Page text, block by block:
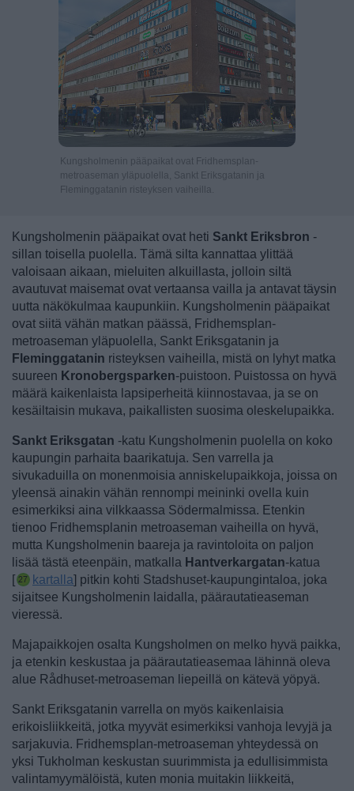
Kungsholmenin pääpaikat ovat Fridhemsplan-
metroaseman yläpuolella, Sankt Eriksgatanin ja
Fleminggatanin risteyksen vaiheilla.
Kungsholmenin pääpaikat ovat heti Sankt Eriksbron -
sillan toisella puolella. Tämä silta kannattaa ylittää
valoisaan aikaan, mieluiten alkuillasta, jolloin siltä
avautuvat maisemat ovat vertaansa vailla ja antavat täysin
uutta näkökulmaa kaupunkiin. Kungsholmenin pääpaikat
ovat siitä vähän matkan päässä, Fridhemsplan-
metroaseman yläpuolella, Sankt Eriksgatanin ja
Fleminggatanin risteyksen vaiheilla, mistä on lyhyt matka
suureen Kronobergsparken-puistoon. Puistossa on hyvä
määrä kaikenlaista lapsiperheitä kiinnostavaa, ja se on
kesäiltaisin mukava, paikallisten suosima oleskelupaikka.
Sankt Eriksgatan -katu Kungsholmenin puolella on koko
kaupungin parhaita baarikatuja. Sen varrella ja
sivukaduilla on monenmoisia anniskelupaikkoja, joissa on
yleensä ainakin vähän rennompi meininki ovella kuin
esimerkiksi aina vilkkaassa Södermalmissa. Etenkin
tienoo Fridhemsplanin metroaseman vaiheilla on hyvä,
mutta Kungsholmenin baareja ja ravintoloita on paljon
lisää tästä eteenpäin, matkalla Hantverkargatan-katua
[
kartalla] pitkin kohti Stadshuset-kaupungintaloa, joka
sijaitsee Kungsholmenin laidalla, päärautatieaseman
vieressä.
Majapaikkojen osalta Kungsholmen on melko hyvä paikka,
ja etenkin keskustaa ja päärautatieasemaa lähinnä oleva
alue Rådhuset-metroaseman liepeillä on kätevä yöpyä.
Sankt Eriksgatanin varrella on myös kaikenlaisia
erikoisliikkeitä, jotka myyvät esimerkiksi vanhoja levyjä ja
sarjakuvia. Fridhemsplan-metroaseman yhteydessä on
yksi Tukholman keskustan suurimmista ja edullisimmista
valintamyymälöistä, kuten monia muitakin liikkeitä,